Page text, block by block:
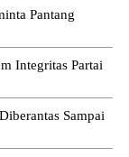
Pantang
Integritas Partai
Sampai